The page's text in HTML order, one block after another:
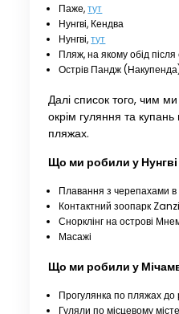
Паже,тут
Нунгві, Кендва
Нунгві,тут
Пляж, на якому обід після
Острів Пандж
Далі список того, чим
окрім гуляння та
пляжах.
Що ми робили у Нунгві
Плавання з
Контактний зоопарк
Снорклінг на острові
Масажі
Що ми робили у
Прогулянка по пляжах
Гуляли по місцевому